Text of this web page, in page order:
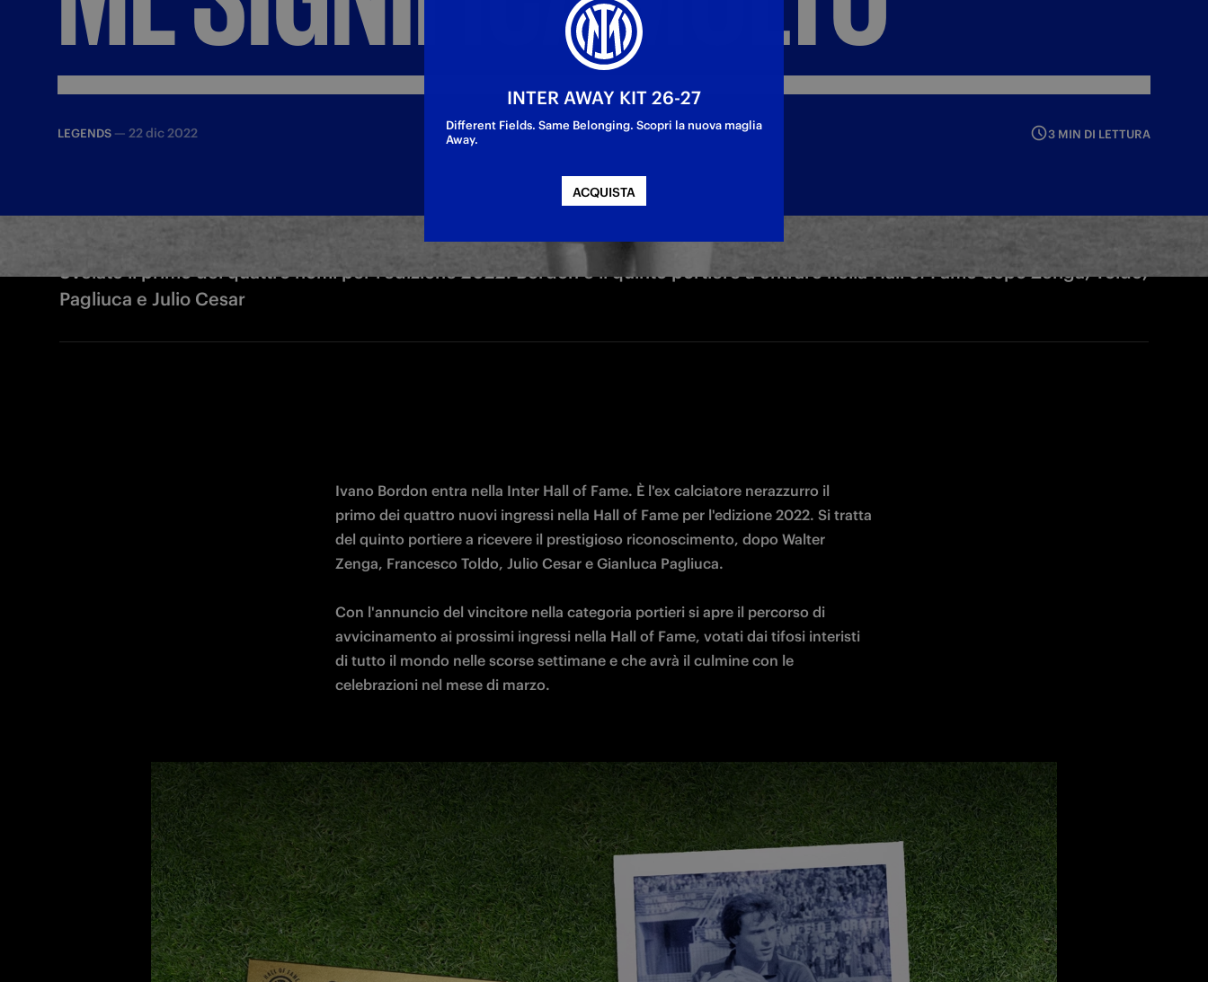
LEGENDS — 22 dic 2022 3 MIN DI LETTURA
Svelato il primo dei quattro nomi per l'edizione 2022. Bordon è il quinto portiere a entrare nella Hall of Fame dopo Zenga, Toldo,
Pagliuca e Julio Cesar
Ivano Bordon entra nella Inter Hall of Fame. È l'ex calciatore nerazzurro il
primo dei quattro nuovi ingressi nella Hall of Fame per l'edizione 2022. Si tratta
del quinto portiere a ricevere il prestigioso riconoscimento, dopo Walter
Zenga, Francesco Toldo, Julio Cesar e Gianluca Pagliuca.
Con l'annuncio del vincitore nella categoria portieri si apre il percorso di
avvicinamento ai prossimi ingressi nella Hall of Fame, votati dai tifosi interisti
di tutto il mondo nelle scorse settimane e che avrà il culmine con le
INTER AWAY KIT 26-27
Different Fields. Same Belonging. Scopri la nuova maglia
Away.
ACQUISTA